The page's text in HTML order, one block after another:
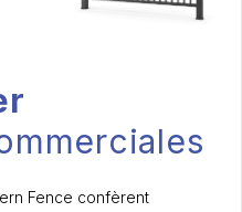
Fence confèrent